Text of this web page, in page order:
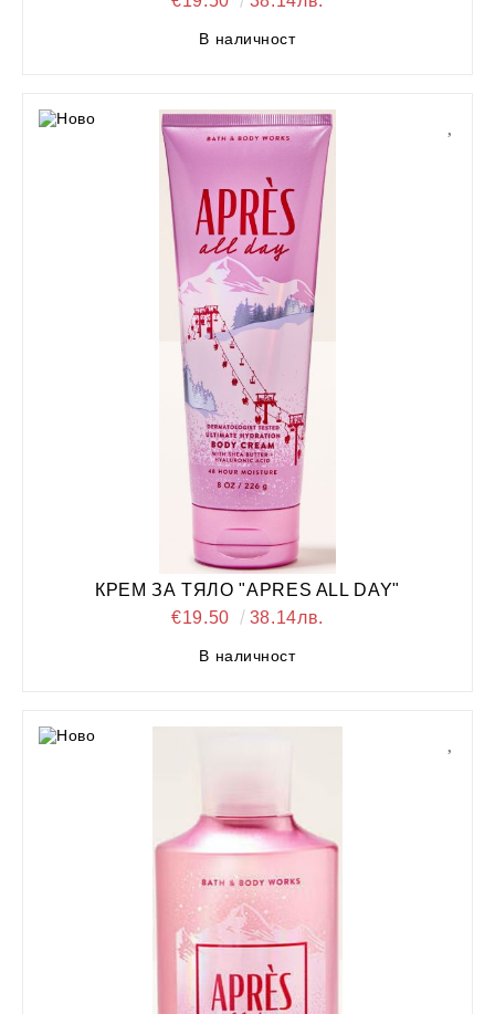
В наличност
КРЕМ ЗА ТЯЛО "APRES ALL DAY"
€19.50
38.14лв.
В наличност